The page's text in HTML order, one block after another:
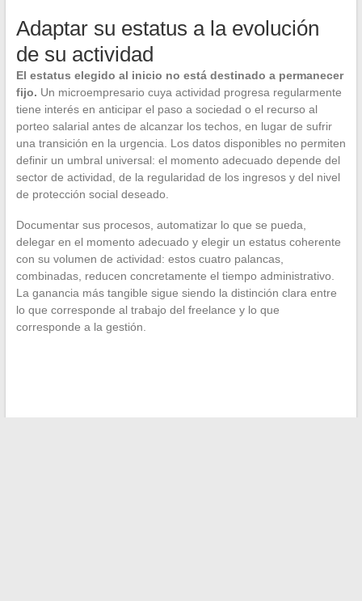
Adaptar su estatus a la evolución
de su actividad
El estatus elegido al inicio no está destinado a permanecer
fijo. Un microempresario cuya actividad progresa regularmente
tiene interés en anticipar el paso a sociedad o el recurso al
porteo salarial antes de alcanzar los techos, en lugar de sufrir
una transición en la urgencia. Los datos disponibles no permiten
definir un umbral universal: el momento adecuado depende del
sector de actividad, de la regularidad de los ingresos y del nivel
de protección social deseado.
Documentar sus procesos, automatizar lo que se pueda,
delegar en el momento adecuado y elegir un estatus coherente
con su volumen de actividad: estos cuatro palancas,
combinadas, reducen concretamente el tiempo administrativo.
La ganancia más tangible sigue siendo la distinción clara entre
lo que corresponde al trabajo del freelance y lo que
corresponde a la gestión.